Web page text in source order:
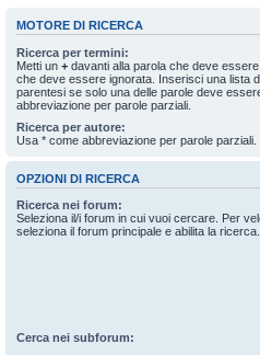
MOTORE DI RICERCA
Ricerca per termini:
Metti un + davanti alla parola che deve
che deve essere ignorata. Inserisci una lista
parentesi se solo una delle parole deve
abbreviazione per parole parziali.
Ricerca per autore:
Usa * come abbreviazione per parole parziali.
OPZIONI DI RICERCA
Ricerca nei forum:
Seleziona il/i forum in cui vuoi cercare. Per
seleziona il forum principale e abilita la ricerca.
Cerca nei subforum: